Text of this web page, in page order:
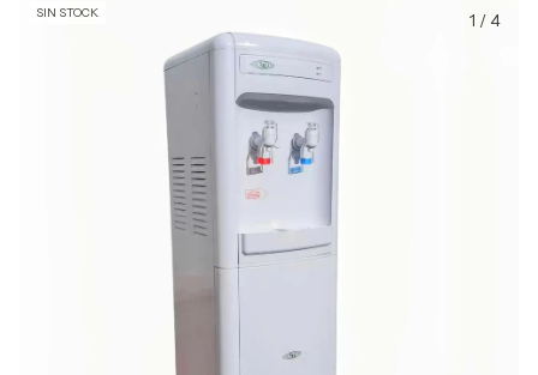
SIN STOCK 1 /4